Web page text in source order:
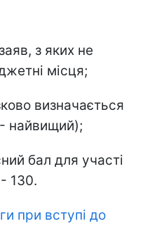
з яких не
місця;
визначається
- найвищий);
бал для участі
130.
при вступі до